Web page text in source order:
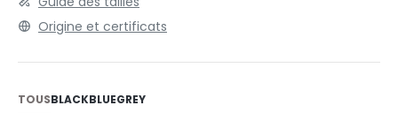
Origine et certificats
TOUSBLACKBLUEGREY